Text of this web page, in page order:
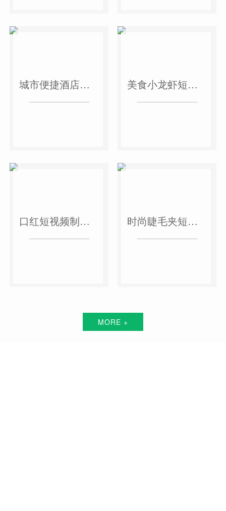
城市便捷酒店短视频案例 美食小龙虾短视频案例
口红短视频制作案例 时尚睫毛夹短视频案例
MORE +